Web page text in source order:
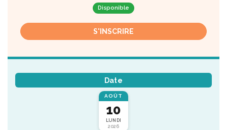
Disponible
S'INSCRIRE
Date
AOÛT
10
LUNDI
2026